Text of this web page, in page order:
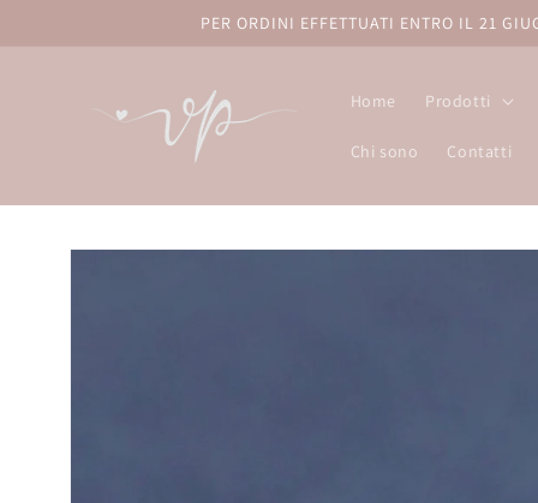
ai contenuti
PER ORDINI EFFETTUATI ENTRO IL 21
Home Prodotti
Chi sono Contatti
Passa alle